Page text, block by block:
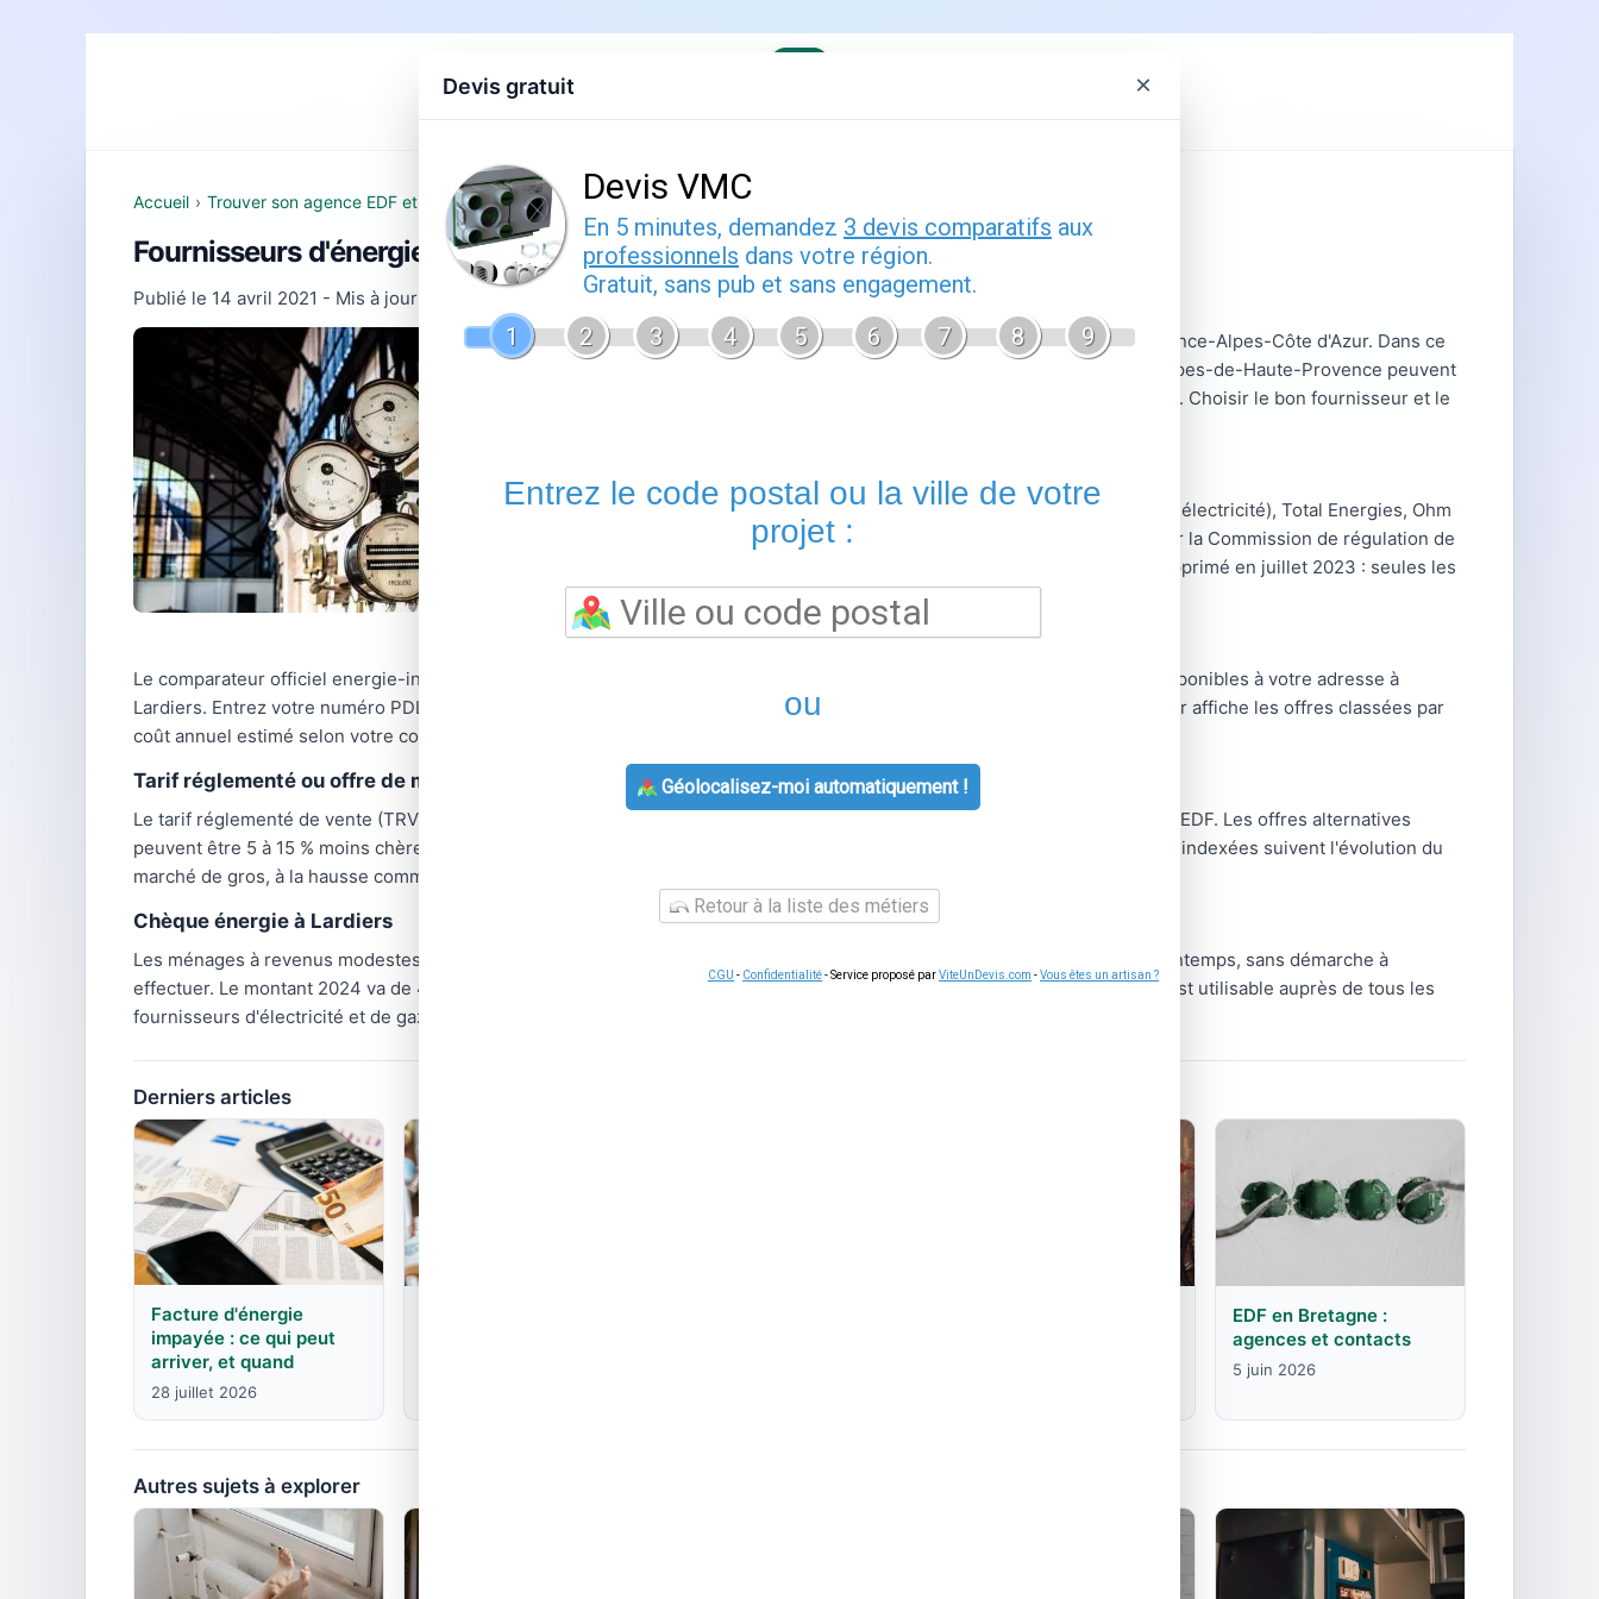
Accueil Devis gratuit Contact EDF Engie Fournisseurs Demenagement GRDF
Accueil › Trouver son agence EDF et comprendre ses offres › EDF en Provence-Alpes-Cote d'Azur
Fournisseurs d'énergie à Lardiers (04230)
Publié le 14 avril 2021 - Mis à jour le
Lardiers (04230) est une commune du Alpes-de-Haute-Provence, en Provence-Alpes-Côte d'Azur. Dans ce
secteur montagnard, les besoins en chauffage sont élevés : les hivers en Alpes-de-Haute-Provence peuvent
être rigoureux, et la facture annuelle dépasse souvent la moyenne nationale. Choisir le bon fournisseur et le
Tous les fournisseurs nationaux desservent Lardiers : EDF (tarif réglementé électricité), Total Energies, Ohm
Énergie, Eni et Mint Énergie, parmi une vingtaine d'autres acteurs agréés par la Commission de régulation de
l'énergie (CRE). Pour le gaz, le tarif réglementé de vente (TRV gaz) a été supprimé en juillet 2023 : seules les
offres de marché sont disponibles.
Comment comparer les offres à Lardiers ?
Le comparateur officiel energie-info.fr, géré par le Médiateur national de l'énergie, permet de comparer toutes les offres disponibles à votre adresse à
Lardiers. Entrez votre numéro PDL (Point De Livraison, 14 chiffres, sur votre facture électricité) ou PCE (gaz). Le comparateur affiche les offres classées par
coût annuel estimé selon votre consommation.
Tarif réglementé ou offre de marché ?
Le tarif réglementé de vente (TRV) d'électricité fixé par l'État est à 0,2516 €/kWh TTC en option de base (2024). C'est le tarif EDF. Les offres alternatives
peuvent être 5 à 15 % moins chères selon les périodes. Les offres à prix fixe garantissent un tarif stable 1 à 3 ans ; les offres indexées suivent l'évolution du
marché de gros, à la hausse comme à la baisse.
Chèque énergie à Lardiers
Les ménages à revenus modestes de Lardiers qui y sont éligibles reçoivent automatiquement le chèque énergie chaque printemps, sans démarche à
effectuer. Le montant 2024 va de 48 € (personne seule, revenus modérés) à 277 € (famille nombreuse, faibles revenus). Il est utilisable auprès de tous les
fournisseurs d'électricité et de gaz, y compris les offres de marché.
Derniers articles
Facture d'énergie
impayée : ce qui peut
arriver, et quand
28 juillet 2026
EDF en Bretagne :
agences et contacts
5 juin 2026
Autres sujets à explorer
Devis gratuit ×